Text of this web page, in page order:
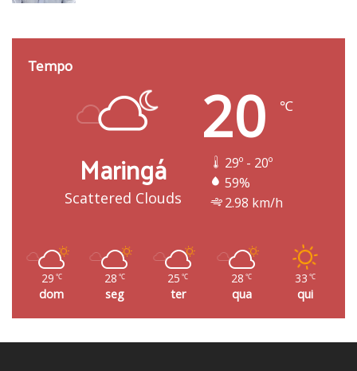
Tempo
Maringá
Scattered Clouds
20 ℃
29º - 20º
59%
2.98 km/h
29 ℃
dom
28 ℃
seg
25 ℃
ter
28 ℃
qua
33 ℃
qui